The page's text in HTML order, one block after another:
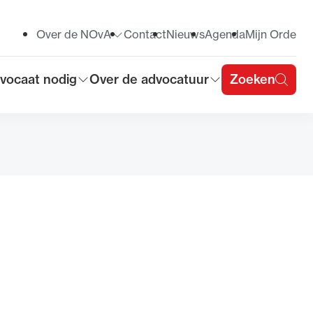
submenu voor
nodig
Toon submenu voor
Over de advocatuur Zoeken
Toon submenu voor
Over de NOvA ContactNieuwsAgendaMijn Orde